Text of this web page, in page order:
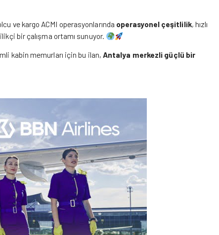
ve kargo ACMI operasyonlarında operasyonel çeşitlilik, hızlı
bir çalışma ortamı sunuyor.
kabin memurları için bu ilan, Antalya merkezli güçlü bir